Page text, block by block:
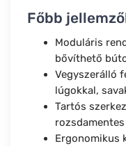
Főbb
Moduláris
bővíthető
Vegyszerálló
lúgokkal,
Tartós
Ergonomikus